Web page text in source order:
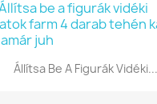
Állítsa Be A Figurák Vidéki...